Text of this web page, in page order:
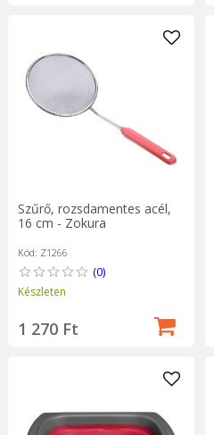
Szűrő, rozsdamentes acél,
16 cm - Zokura
Kód: Z1266
(0)
Készleten
1 270 Ft